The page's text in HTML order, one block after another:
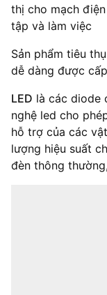
thị cho mạch
tập và làm việc
Sản phẩm tiêu
dễ dàng được
LED là các diode
nghệ led cho
hỗ trợ của các
lượng hiệu suất
đèn thông